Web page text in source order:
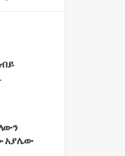
አያሌው